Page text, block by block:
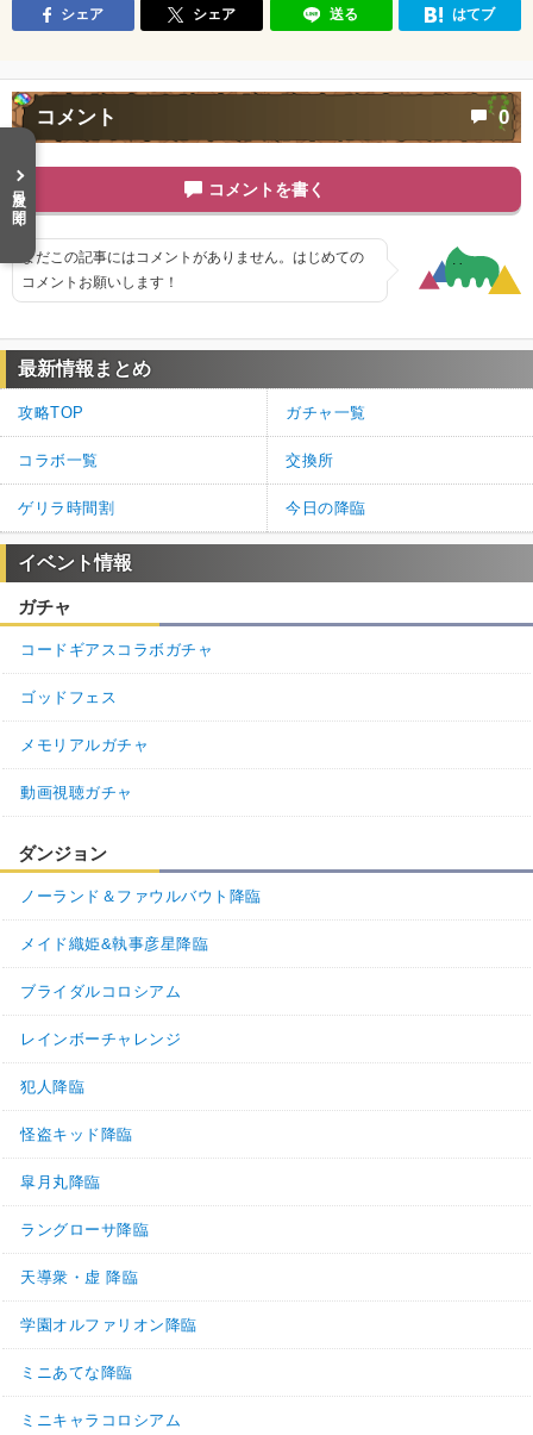
シェア シェア 送る はてブ
コメント 0
コメントを書く
まだこの記事にはコメントがありません。はじめての
コメントお願いします！
目次を開く
最新情報まとめ
攻略TOP ガチャ一覧
コラボ一覧 交換所
ゲリラ時間割 今日の降臨
イベント情報
ガチャ
コードギアスコラボガチャ
ゴッドフェス
メモリアルガチャ
動画視聴ガチャ
ダンジョン
ノーランド＆ファウルバウト降臨
メイド織姫&執事彦星降臨
ブライダルコロシアム
レインボーチャレンジ
犯人降臨
怪盗キッド降臨
皐月丸降臨
ラングローサ降臨
天導衆・虚 降臨
学園オルファリオン降臨
ミニあてな降臨
ミニキャラコロシアム